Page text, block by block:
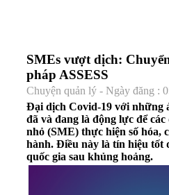
SMEs vượt dịch:
pháp ASSESS
Chuyện quản lý - Ngày đăng :
Đại dịch Covid-19 với những
đã và đang là động lực để
nhỏ (SME) thực hiện số hóa,
hành. Điều này là tín hiệu tốt
quốc gia sau khủng hoảng.